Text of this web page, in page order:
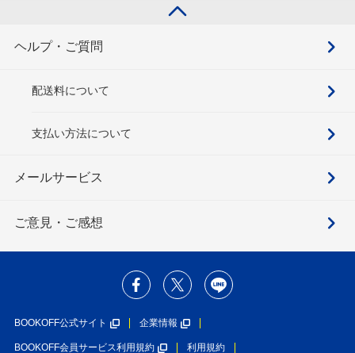
ヘルプ・ご質問
配送料について
支払い方法について
メールサービス
ご意見・ご感想
BOOKOFF公式サイト 企業情報
BOOKOFF会員サービス利用規約 利用規約